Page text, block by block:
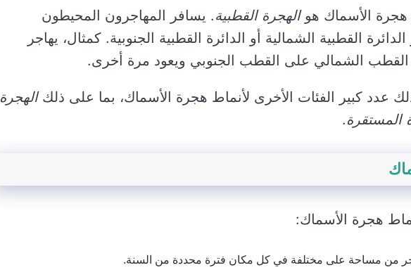
هجرة الأسماك هوالهجرة القطبية. يسافر المهاجرون المحيطون
القطبية الشمالية أو الدائرة القطبية الجنوبية. كمثال، يهاجر
الشمالي على القطب الجنوبي ويعود مرة أخرى.
عدد كبير الفئات الأخرى لأنماط هجرة الأسماك، بما على ذلكالهجرة
المستقرة.
هجرة الأسماك:
من مساحة على مختلفة في كل مكان فترة محددة من السنة.